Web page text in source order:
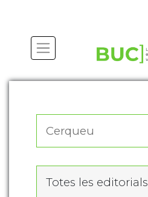
Totes les editorials